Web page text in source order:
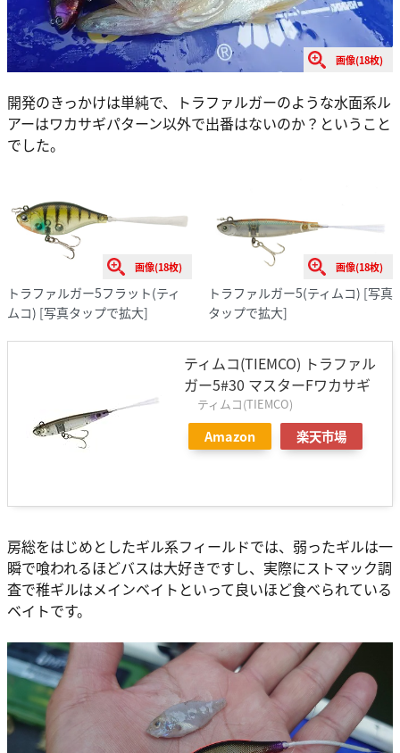
画像(18枚)
開発のきっかけは単純で、トラファルガーのような水面系ル
アーはワカサギパターン以外で出番はないのか？ということ
でした。
画像(18枚)
トラファルガー5フラット(ティ
ムコ) [写真タップで拡大]
画像(18枚)
トラファルガー5(ティムコ) [写真
タップで拡大]
ティムコ(TIEMCO) トラファル
ガー5#30 マスターFワカサギ
ティムコ(TIEMCO)
Amazon 楽天市場
房総をはじめとしたギル系フィールドでは、弱ったギルは一
瞬で喰われるほどバスは大好きですし、実際にストマック調
査で稚ギルはメインベイトといって良いほど食べられている
ベイトです。